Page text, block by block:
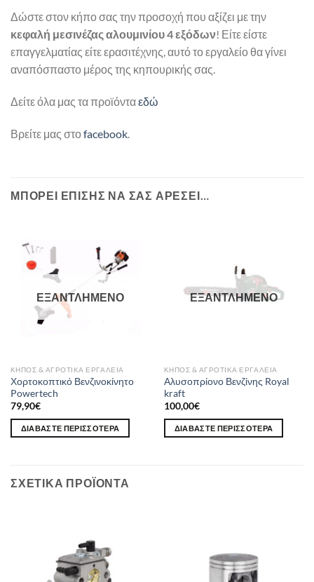
Δώστε στον κήπο σας την προσοχή που αξίζει με την
κεφαλή μεσινέζας αλουμινίου 4 εξόδων! Είτε είστε
επαγγελματίας είτε ερασιτέχνης, αυτό το εργαλείο θα γίνει
αναπόσπαστο μέρος της κηπουρικής σας.
Δείτε όλα μας τα προϊόνταεδώ
Βρείτε μας στοfacebook
ΜΠΟΡΕΊ ΕΠΊΣΗΣ ΝΑ ΣΑΣ ΑΡΈΣΕΙ…
ΕΞΑΝΤΛΗΜΈΝΟ
ΚΉΠΟΣ & ΑΓΡΟΤΙΚΆ ΕΡΓΑΛΕΊΑ
Χορτοκοπτικό Βενζινοκίνητο
Powertech
79,90€
ΔΙΑΒΆΣΤΕ ΠΕΡΙΣΣΌΤΕΡΑ
ΕΞΑΝΤΛΗΜΈΝΟ
ΚΉΠΟΣ & ΑΓΡΟΤΙΚΆ ΕΡΓΑΛΕΊΑ
Αλυσοπρίονο Βενζίνης Royal
kraft
100,00€
ΔΙΑΒΆΣΤΕ ΠΕΡΙΣΣΌΤΕΡΑ
ΣΧΕΤΙΚΆ ΠΡΟΪΌΝΤΑ